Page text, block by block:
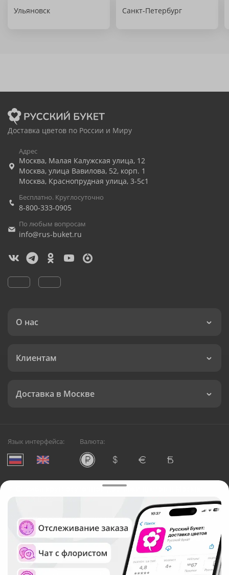
Ульяновск Санкт-Петербург
Доставка цветов по России и Миру
Адрес
Москва, Малая Калужская улица, 12
Москва, улица Вавилова, 52, корп. 1
Москва, Краснопрудная улица, 3-5с1
Бесплатно. Круглосуточно
8-800-333-0905
По любым вопросам
info@rus-buket.ru
О нас
Клиентам
Доставка в Москве
Язык интерфейса: Валюта:
Служба круглосуточной доставки цветов в Москве
Русский Букет, 2026
Общество с ограниченной ответственностью «Технология»
ОГРН: 1195476081745, ИНН: 5410081997
Юридический адрес: г. Новосибирск, ул. Ипподромская,
д.42, оф. 3